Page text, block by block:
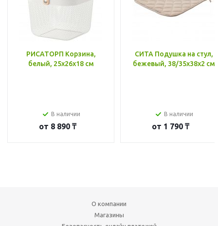
РИСАТОРП Корзина,
белый, 25x26x18 см
В наличии
от 8 890 ₸
СИТА Подушка на стул,
бежевый, 38/35x38x2 см
В наличии
от 1 790 ₸
О компании
Магазины